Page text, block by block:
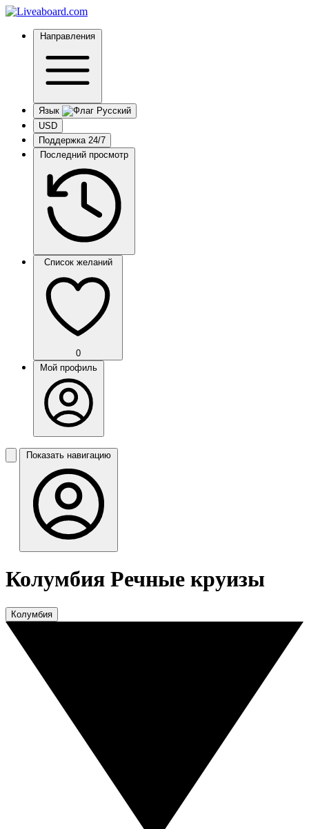
Направления
Язык
USD
Поддержка 24/7
Последний просмотр
Список желаний
0
Мой профиль
Показать навигацию
Колумбия Речные круизы
Колумбия